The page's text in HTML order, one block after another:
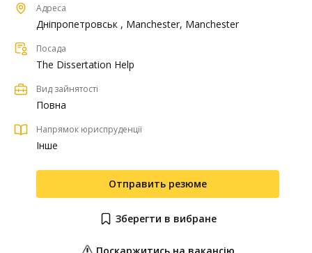
Адреса
Дніпропетровськ , Manchester, Manchester
Посада
The Dissertation Help
Вид зайнятості
Повна
Напрямок юриспруденції
Інше
Отправить резюме
Зберегти в вибране